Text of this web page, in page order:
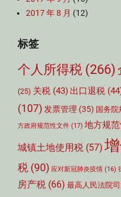
2017 年 8 月 (12)
标签
个人所得税 (266)
(25) 关税 (43) 出口退税
(107) 发票管理 (35) 国务
方政府规范性文件 (17) 地方规
城镇土地使用税 (57)
税 (90) 应对新冠肺炎疫情 (16)
房产税 (66) 最高人民法院